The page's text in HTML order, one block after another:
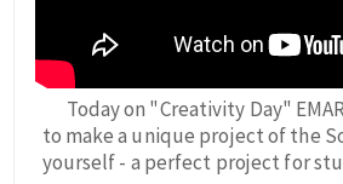
Today on "Creativity Day"
to make a unique project of the
yourself - a perfect project for